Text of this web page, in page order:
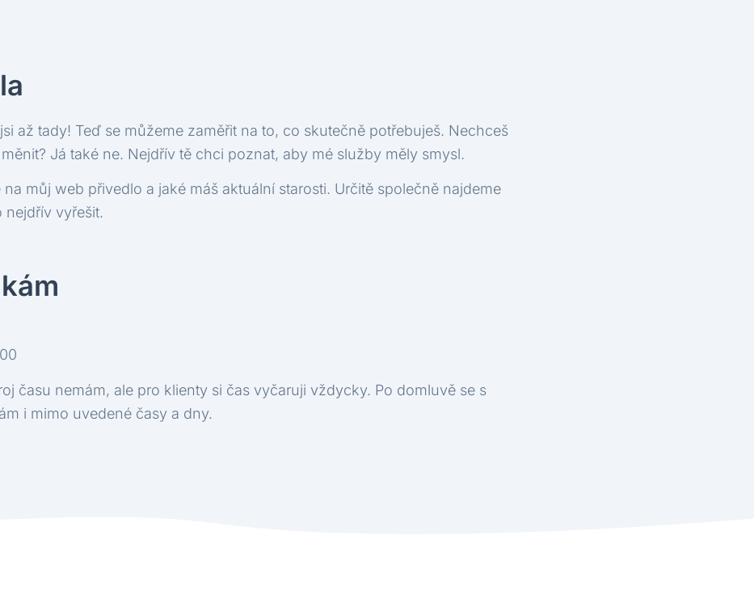
až tady! Teď se můžeme zaměřit na to, co skutečně potřebuješ. Nechceš
Já také ne. Nejdřív tě chci poznat, aby mé služby měly smysl.
na můj web přivedlo a jaké máš aktuální starosti. Určitě společně najdeme
nejdřív vyřešit.
času nemám, ale pro klienty si čas vyčaruji vždycky. Po domluvě se s
i mimo uvedené časy a dny.